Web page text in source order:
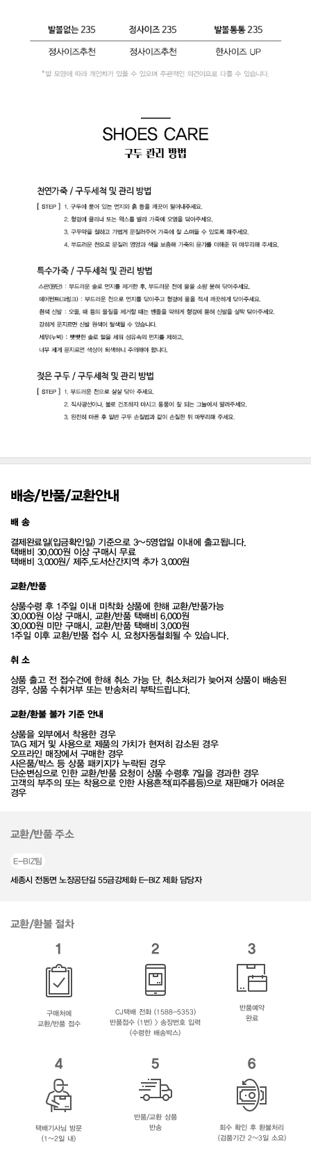
배송/반품/교환안내
배 송
결제완료일(입금확인일) 기준으로 3~5영업일 이내에 출고됩니다.
택배비 30,000원 이상 구매시 무료
택배비 3,000원/ 제주,도서산간지역 추가 3,000원
교환/반품
상품수령 후 1주일 이내 미착화 상품에 한해 교환/반품가능
30,000원 이상 구매시, 교환/반품 택배비 6,000원
30,000원 미만 구매시, 교환/반품 택배비 3,000원
1주일 이후 교환/반품 접수 시, 요청자동철회될 수 있습니다.
취 소
상품 출고 전 접수건에 한해 취소 가능 단, 취소처리가 늦어져 상품이 배송된
경우, 상품 수취거부 또는 반송처리 부탁드립니다.
교환/환불 불가 기준 안내
상품을 외부에서 착용한 경우
TAG 제거 및 사용으로 제품의 가치가 현저히 감소된 경우
오프라인 매장에서 구매한 경우
사은품/박스 등 상품 패키지가 누락된 경우
단순변심으로 인한 교환/반품 요청이 상품 수령후 7일을 경과한 경우
고객의 부주의 또는 착용으로 인한 사용흔적(피주름등)으로 재판매가 어려운
경우
교환/반품 주소
E-BIZ팀
세종시 전동면 노장공단길 55금강제화 E-BIZ 제화 담당자
교환/환불 절차
1
구매처에
교환/반품 접수
2
CJ택배 전화 (1588-5353)
반품접수 (1번) > 송장번호 입력
(수령한 배송박스)
3
반품예약
완료
4
택배기사님 방문
(1~2일 내)
5
반품/교환 상품
반송
6
회수 확인 후 환불처리
(검품기간 2~3일 소요)